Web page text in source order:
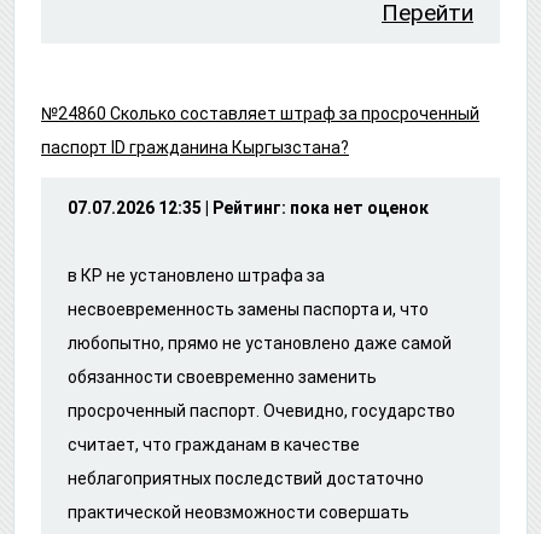
Перейти
№24860 Сколько составляет штраф за просроченный
паспорт ID гражданина Кыргызстана?
07.07.2026 12:35 | Рейтинг: пока нет оценок
в КР не установлено штрафа за
несвоевременность замены паспорта и, что
любопытно, прямо не установлено даже самой
обязанности своевременно заменить
просроченный паспорт. Очевидно, государство
считает, что гражданам в качестве
неблагоприятных последствий достаточно
практической неовзможности совершать